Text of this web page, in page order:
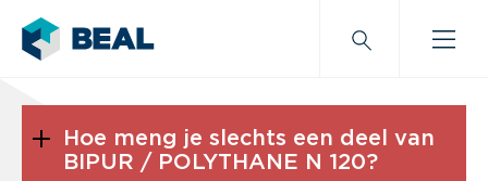
Hoe meng je slechts een deel van
BIPUR / POLYTHANE N 120?